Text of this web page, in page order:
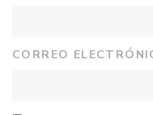
CORREO